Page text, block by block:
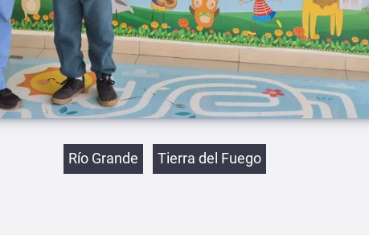
Etiquetas
Río Grande Tierra del Fuego